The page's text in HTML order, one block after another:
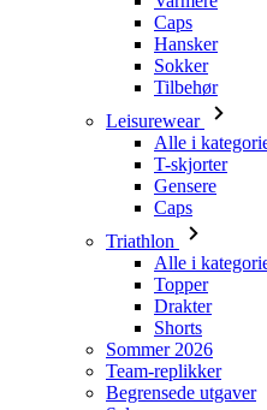
Leisurewear
Alle i
T-skjorter
Gensere
Triathlon
Alle i
Topper
Drakter
Shorts
Sommer 2026
Team-replikker
Begrensede utgaver
Salg
Gavekort
Barn
Alle i kategorien Barn